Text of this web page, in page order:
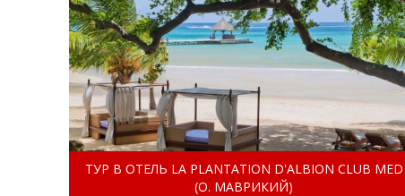
ТУР В ОТЕЛЬ LA PLANTATION D'ALBION CLUB MED
(О. МАВРИКИЙ)